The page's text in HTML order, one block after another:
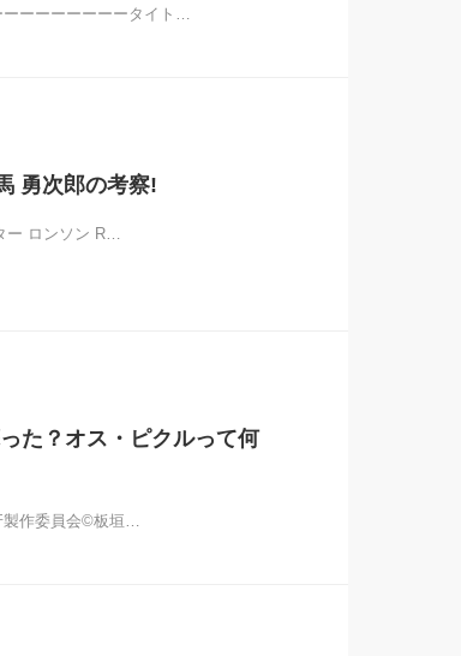
ーーーーーーータイト…
勇次郎の考察!
ー ロンソン R…
た？オス・ピクルって何
作委員会©板垣…